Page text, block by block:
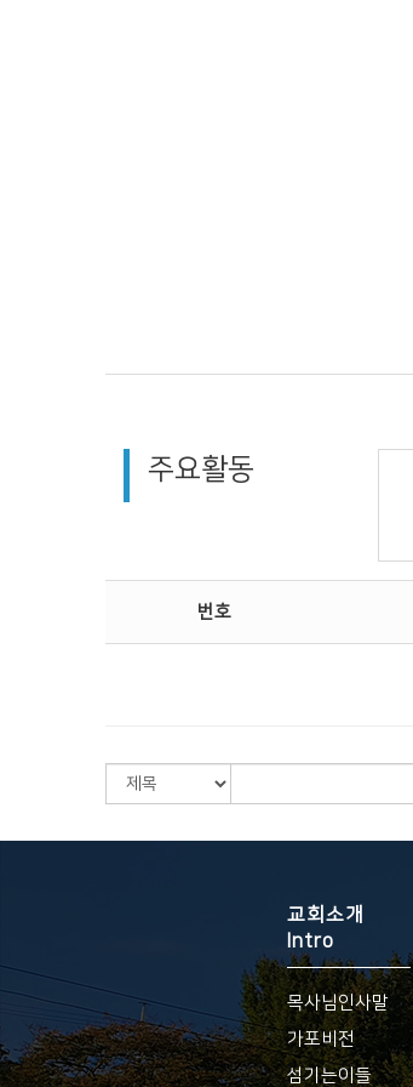
주요활동
번호
교회소개
Intro
목사님인사말
가포비전
섬기는이들